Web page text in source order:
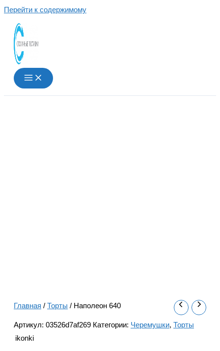
Перейти к содержимому
Главная / Торты / Наполеон 640
Артикул: 03526d7af269 Категории: Черемушки, Торты
ikonki